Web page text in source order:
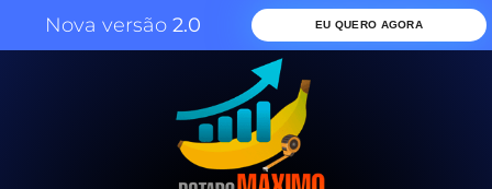
Nova versão 2.0 EU QUERO AGORA